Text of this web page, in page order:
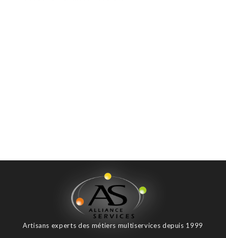
Artisans experts des métiers multiservices depuis 1999